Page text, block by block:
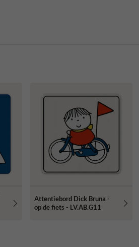
Attentiebord Dick Bruna -
op de fiets - LV.AB.G11